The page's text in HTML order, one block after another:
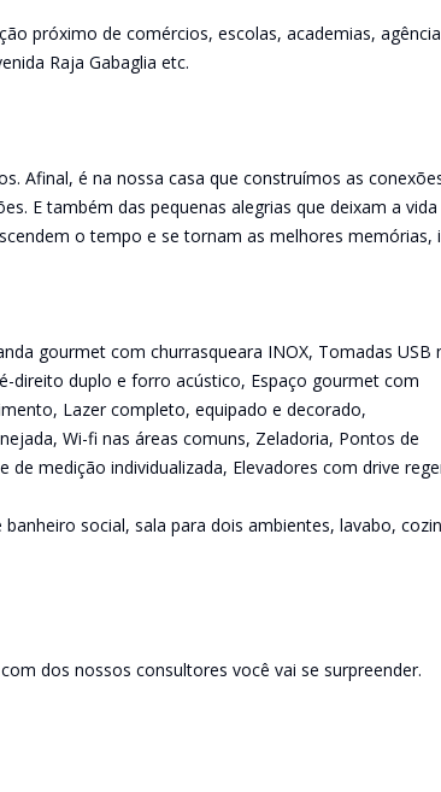
próximo de comércios, escolas, academias,
Raja Gabaglia etc.
Afinal, é na nossa casa que construímos as
E também das pequenas alegrias que deixam a vida
o tempo e se tornam as melhores memórias,
gourmet com churrasqueara INOX, Tomadas USB
direito duplo e forro acústico, Espaço gourmet com
Lazer completo, equipado e decorado,
Wi-fi nas áreas comuns, Zeladoria, Pontos de
medição individualizada, Elevadores com drive
social, sala para dois ambientes, lavabo,
dos nossos consultores você vai se surpreender.